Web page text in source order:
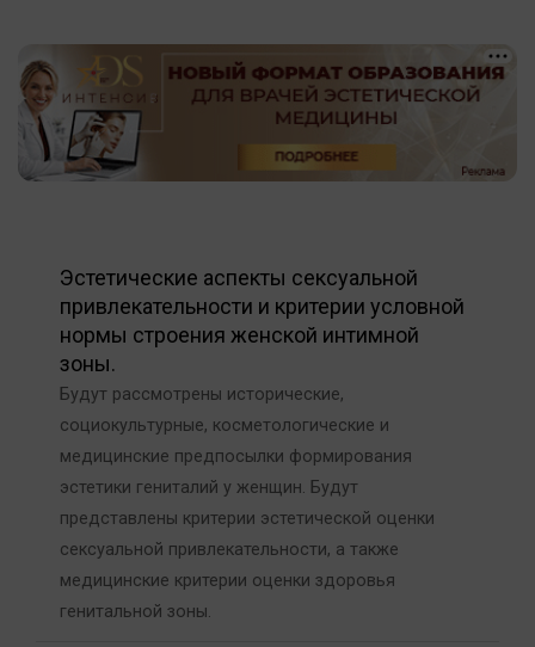
Эстетические аспекты сексуальной
привлекательности и критерии условной
нормы строения женской интимной
зоны.
Будут рассмотрены исторические,
социокультурные, косметологические и
медицинские предпосылки формирования
эстетики гениталий у женщин. Будут
представлены критерии эстетической оценки
сексуальной привлекательности, а также
медицинские критерии оценки здоровья
генитальной зоны.